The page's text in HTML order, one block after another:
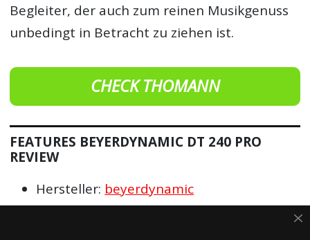
Begleiter, der auch zum reinen Musikgenuss
unbedingt in Betracht zu ziehen ist.
CHECK THOMANN
FEATURES BEYERDYNAMIC DT 240 PRO
REVIEW
Hersteller: beyerdynamic
Kopfhörer mit elektrodynamischen